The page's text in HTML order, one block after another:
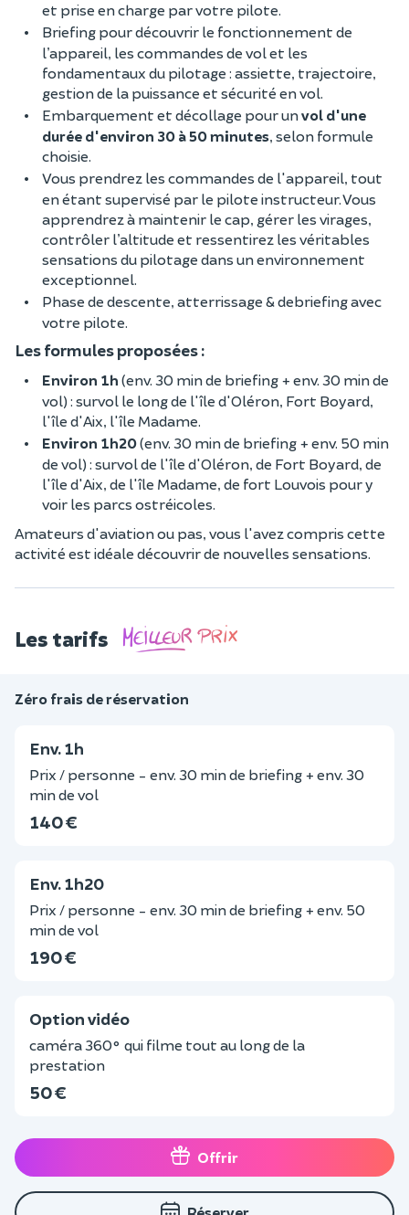
et prise en charge par votre pilote.
Briefing pour découvrir le fonctionnement de
l’appareil, les commandes de vol et les
fondamentaux du pilotage : assiette, trajectoire,
gestion de la puissance et sécurité en vol.
Embarquement et décollage pour unvol d'une
durée d'environ 30 à 50 minutes, selon formule
choisie.
Vous prendrez les commandes de l'appareil, tout
en étant supervisé par le pilote instructeur. Vous
apprendrez à maintenir le cap, gérer les virages,
contrôler l’altitude et ressentirez les véritables
sensations du pilotage dans un environnement
exceptionnel.
Phase de descente, atterrissage & debriefing avec
votre pilote.
Les formules proposées :
Environ 1h (env. 30 min de briefing + env. 30 min de
vol) : survol le long de l'île d'Oléron, Fort Boyard,
l'île d'Aix, l'île Madame.
Environ 1h20(env. 30 min de briefing + env. 50 min
de vol) : survol de l'île d'Oléron, de Fort Boyard, de
l'île d'Aix, de l'île Madame, de fort Louvois pour y
voir les parcs ostréicoles.
Amateurs d'aviation ou pas, vous l'avez compris cette
activité est idéale découvrir de nouvelles sensations.
Les tarifs
Zéro frais de réservation
Env. 1h
Prix / personne - env. 30 min de briefing + env. 30
min de vol
140 €
Env. 1h20
Prix / personne - env. 30 min de briefing + env. 50
min de vol
190 €
Option vidéo
caméra 360° qui filme tout au long de la
prestation
50 €
Offrir